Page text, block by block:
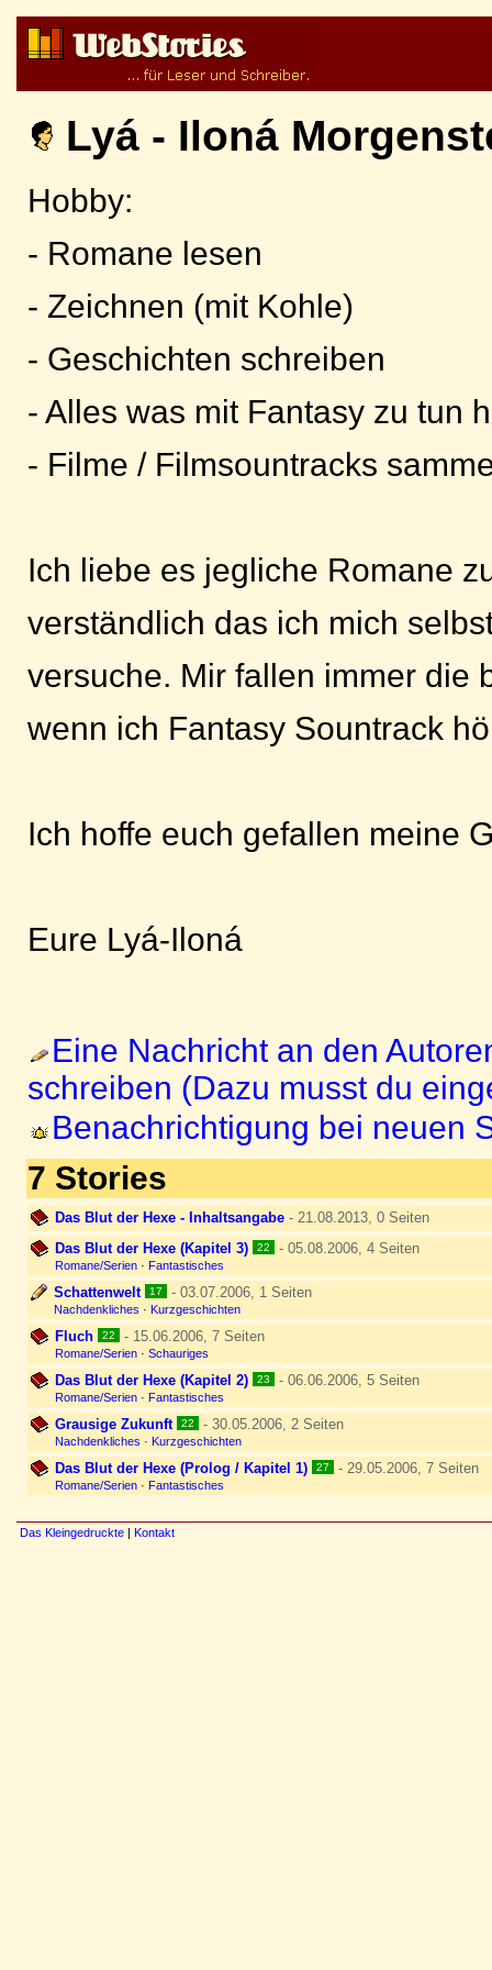
Lyá - Iloná
Hobby:
- Romane lesen
- Zeichnen (mit Kohle)
- Geschichten schreiben
- Alles was mit Fantasy zu tun
- Filme / Filmsountracks
Ich liebe es jegliche Romane
verständlich das ich mich
versuche. Mir fallen immer die
wenn ich Fantasy Sountrack
Ich hoffe euch gefallen meine
Eure Lyá-Iloná
Eine Nachricht an den
schreiben (Dazu musst du
Benachrichtigung bei neuen
7 Stories
Das Blut der Hexe - Inhaltsangabe - 21.08.2013, 0 Seiten
Das Blut der Hexe (Kapitel 3)
22 - 05.08.2006, 4 Seiten
Romane/Serien · Fantastisches
Schattenwelt 17 - 03.07.2006, 1 Seiten
Nachdenkliches · Kurzgeschichten
Fluch 22 - 15.06.2006, 7 Seiten
Romane/Serien · Schauriges
Das Blut der Hexe (Kapitel 2) 23 - 06.06.2006, 5 Seiten
Romane/Serien · Fantastisches
Grausige Zukunft 22 - 30.05.2006, 2 Seiten
Nachdenkliches · Kurzgeschichten
Das Blut der Hexe (Prolog / Kapitel 1) 27 - 29.05.2006, 7 Seiten
Romane/Serien · Fantastisches
Das Kleingedruckte | Kontakt